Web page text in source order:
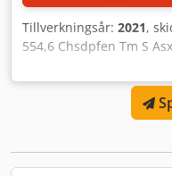
Tillverkningsår: 2021,
554,6 Chsdpfen Tm S